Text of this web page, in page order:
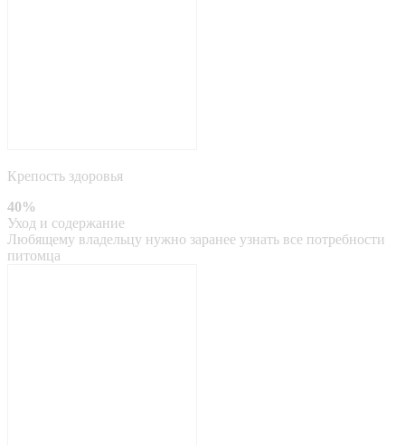
Крепость здоровья
40%
Уход и содержание
Любящему владельцу нужно заранее узнать все потребности
питомца